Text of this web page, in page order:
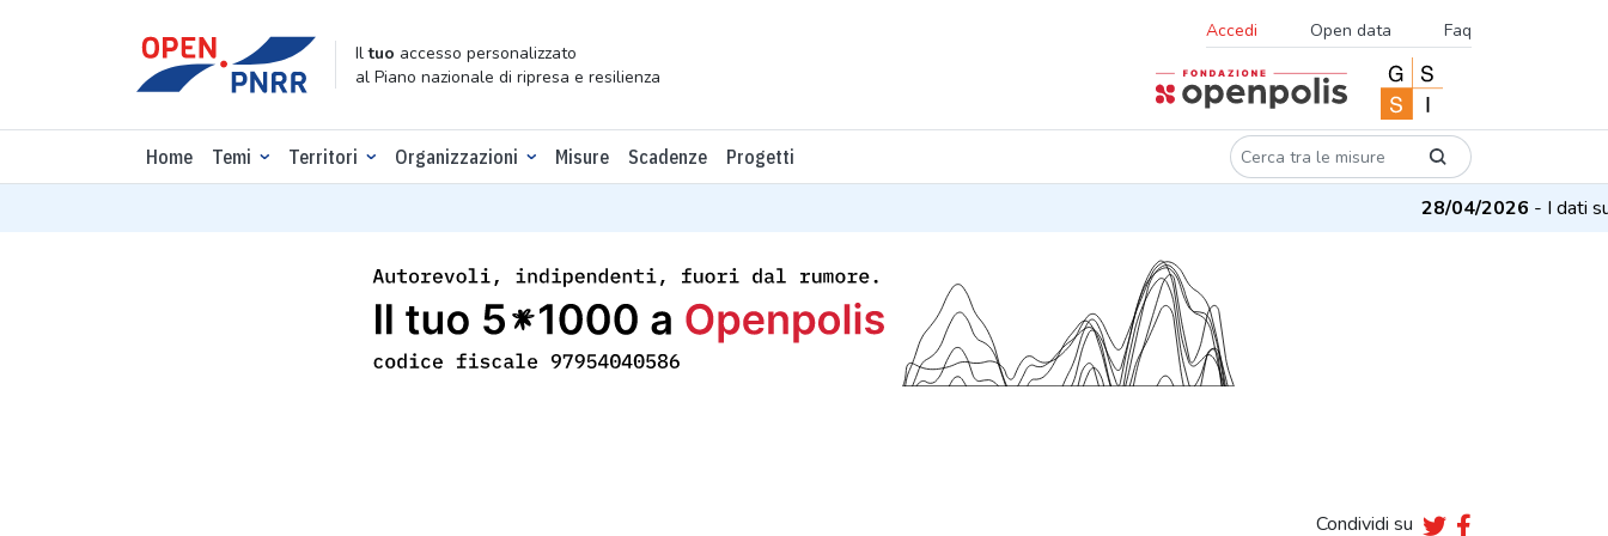
Iltuo accesso personalizzato
al Piano nazionale di ripresa e resilienza
Accedi Open data Faq
Home Temi Territori Organizzazioni Misure Scadenze Progetti
28/04/2026- I dati su
Condividi su